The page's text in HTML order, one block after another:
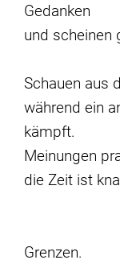
Gedanken
und scheinen
Schauen aus
während ein
kämpft.
Meinungen
die Zeit ist
Grenzen.